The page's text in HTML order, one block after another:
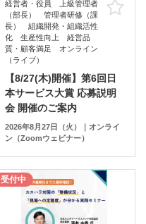
入り
経営者・役員 上級管理者
（部長） 管理者研修（課
長） 組織開発・組織活性
化 生産性向上 経営品
質・顧客満足 オンライン
（ライブ）
【8/27(木)開催】第6回日
本サービス大賞 応募説明
会 開催のご案内
2026年8月27日（火）｜オンライ
ン（Zoomウェビナー）
受付中